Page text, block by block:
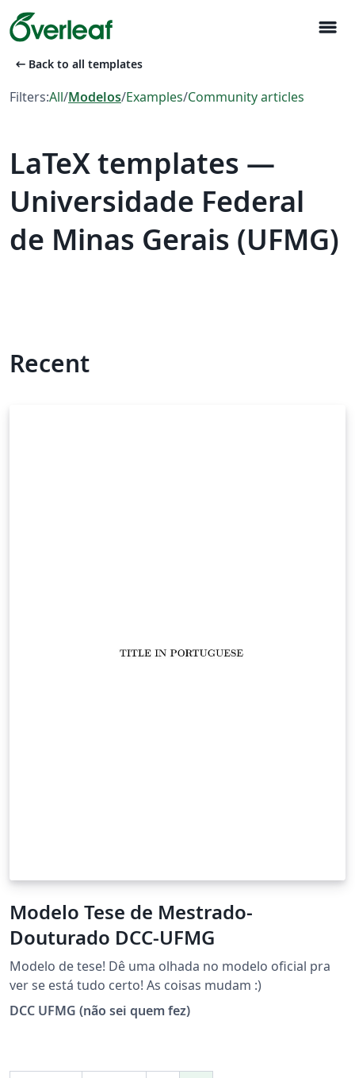
menu
arrow_left_alt Back to all templates
Filters:All/Modelos/Examples/Community articles
LaTeX templates —
Universidade Federal
de Minas Gerais (UFMG)
Recent
Modelo Tese de Mestrado-
Douturado DCC-UFMG
Modelo de tese! Dê uma olhada no modelo oficial pra
ver se está tudo certo! As coisas mudam :)
DCC UFMG (não sei quem fez)